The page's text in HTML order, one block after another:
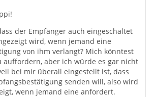
der Empfänger auch eingeschaltet
wird, wenn jemand eine
von ihm verlangt? Mich könntest
auffordern, aber ich würde es gar nicht
bei mir überall eingestellt ist, dass
senden will, also wird
wenn jemand eine anfordert.